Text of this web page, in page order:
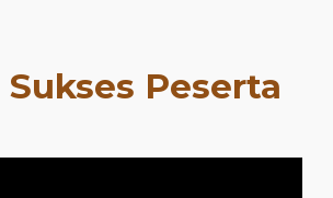
Peserta